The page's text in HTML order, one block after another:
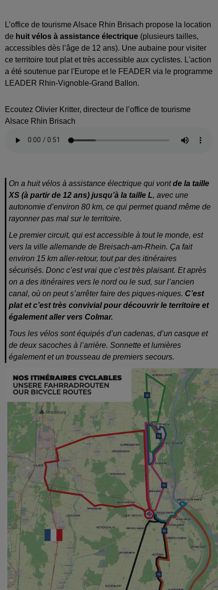
L’office de tourisme Alsace Rhin Brisach propose la location
de huit vélos à assistance électrique (plusieurs tailles,
accessibles dès l’âge de 12 ans). Une aubaine pour visiter
ce territoire tout plat et très accessible aux cyclistes. L'action
a été soutenue par l'Europe et le FEADER via le programme
LEADER Rhin-Vignoble-Grand Ballon.
Ecoutez Olivier Kritter, directeur de l’office de tourisme
Alsace Rhin Brisach
On a huit vélos à assistance électrique qui vontde la taille
XS (à partir de 12 ans) jusqu’à la taille L, avec une
autonomie d’environ 80 km, ce qui permet quand même de
rayonner pas mal sur le territoire.
Le premier circuit, qui est accessible à tout le monde, est
vers la ville allemande de Breisach-am-Rhein. Ça fait
environ 15 km aller-retour, tout par des itinéraires
sécurisés. Donc c’est vrai que c’est très plaisant. Et après
on a des itinéraires vers le nord ou le sud, sur l’ancien
canal, où on peut s’arrêter faire des piques-niques. C’est
plat et c’est très convivial pour découvrir le territoire et
également aller vers Colmar.
Tous les vélos sont équipés d’un cadenas, d’un casque et
de deux sacoches à l’arrière. Sonnette et lumières
également et un trousseau de premiers secours.